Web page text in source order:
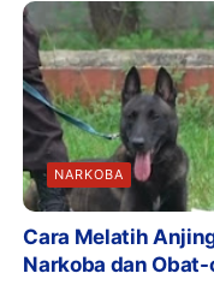
NARKOBA
Cara Melatih
Narkoba dan